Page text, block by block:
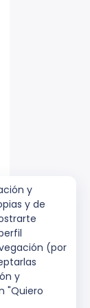
y
y de
(por
y
"Quiero